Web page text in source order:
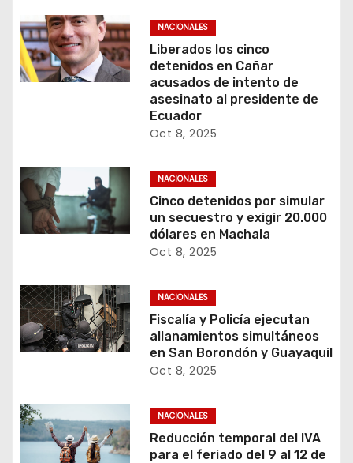
NACIONALES
Liberados los cinco
detenidos en Cañar
acusados de intento de
asesinato al presidente de
Ecuador
Oct 8, 2025
NACIONALES
Cinco detenidos por simular
un secuestro y exigir 20.000
dólares en Machala
Oct 8, 2025
NACIONALES
Fiscalía y Policía ejecutan
allanamientos simultáneos
en San Borondón y Guayaquil
Oct 8, 2025
NACIONALES
Reducción temporal del IVA
para el feriado del 9 al 12 de